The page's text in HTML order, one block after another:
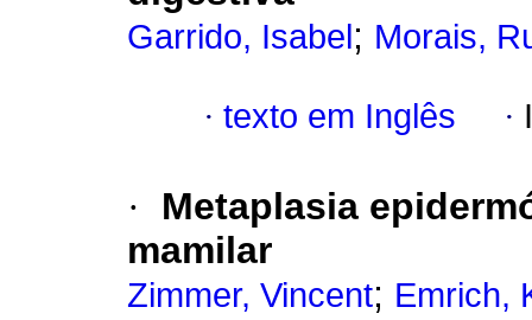
Garrido, Isabel ; Morais,
· texto em Inglês ·
·
Metaplasia
mamilar
Zimmer, Vincent; Emrich,